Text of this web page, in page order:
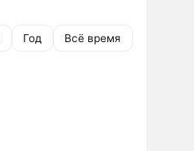
Год Всё время